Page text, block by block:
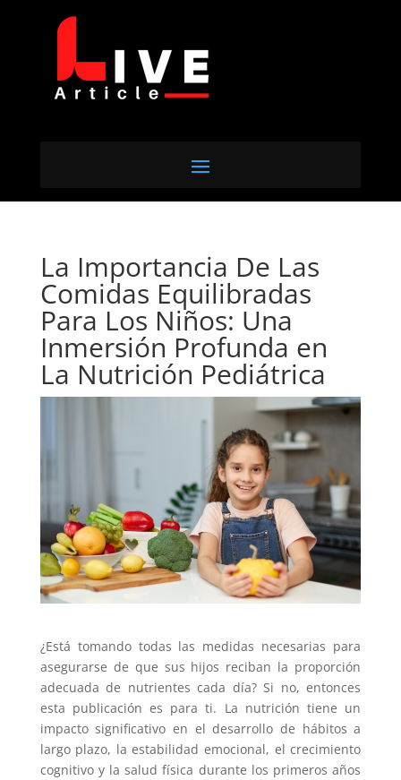
La Importancia De Las
Comidas Equilibradas
Para Los Niños: Una
Inmersión Profunda en
La Nutrición Pediátrica
¿Está tomando todas las medidas necesarias para
asegurarse de que sus hijos reciban la proporción
adecuada de nutrientes cada día? Si no, entonces
esta publicación es para ti. La nutrición tiene un
impacto significativo en el desarrollo de hábitos a
largo plazo, la estabilidad emocional, el crecimiento
cognitivo y la salud física durante los primeros años